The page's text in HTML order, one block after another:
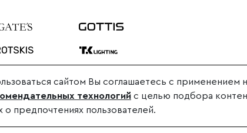
производителя.
запрещено.
сайтом Вы соглашаетесь с применением
технологий с целью подбора
о предпочтениях пользователей.